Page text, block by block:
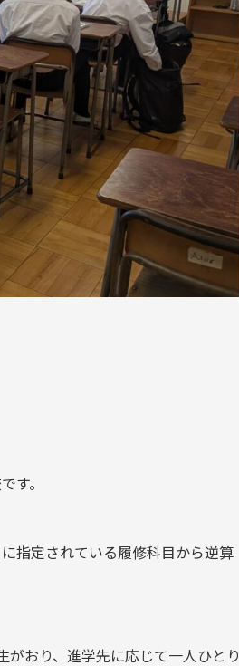
す。
指定されている履修科目から逆算
おり、進学先に応じて一人ひとり